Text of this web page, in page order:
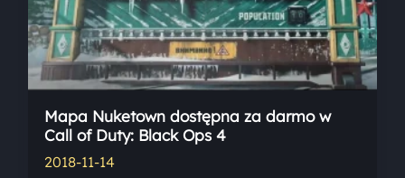
Mapa Nuketown dostępna za darmo w
Call of Duty: Black Ops 4
2018-11-14